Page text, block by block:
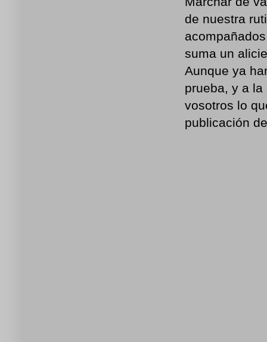
de nuestra
suma un
Aunque ya
prueba, y a
vosotros lo
publicación